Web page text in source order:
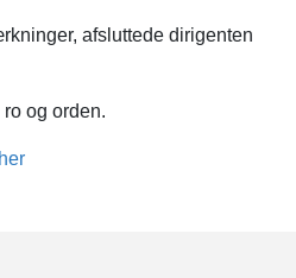
afsluttede dirigenten
og orden.